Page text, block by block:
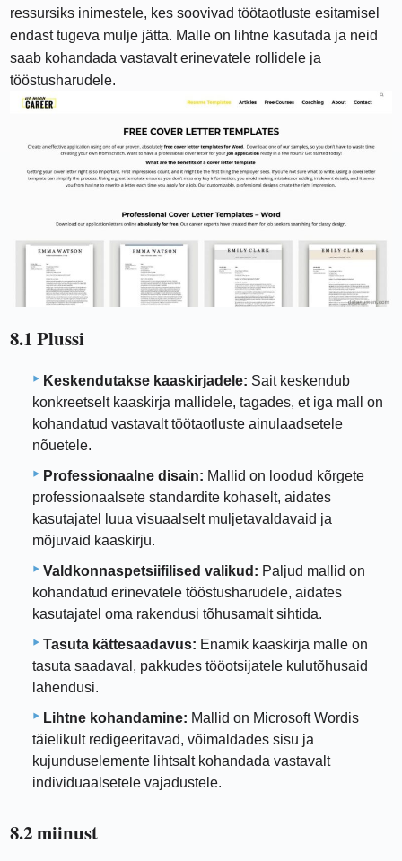
ressursiks inimestele, kes soovivad töötaotluste esitamisel
endast tugeva mulje jätta. Malle on lihtne kasutada ja neid
saab kohandada vastavalt erinevatele rollidele ja
tööstusharudele.
8.1 Plussi
Keskendutakse kaaskirjadele: Sait keskendub
konkreetselt kaaskirja mallidele, tagades, et iga mall on
kohandatud vastavalt töötaotluste ainulaadsetele
nõuetele.
Professionaalne disain: Mallid on loodud kõrgete
professionaalsete standardite kohaselt, aidates
kasutajatel luua visuaalselt muljetavaldavaid ja
mõjuvaid kaaskirju.
Valdkonnaspetsiifilised valikud: Paljud mallid on
kohandatud erinevatele tööstusharudele, aidates
kasutajatel oma rakendusi tõhusamalt sihtida.
Tasuta kättesaadavus: Enamik kaaskirja malle on
tasuta saadaval, pakkudes tööotsijatele kulutõhusaid
lahendusi.
Lihtne kohandamine: Mallid on Microsoft Wordis
täielikult redigeeritavad, võimaldades sisu ja
kujunduselemente lihtsalt kohandada vastavalt
individuaalsetele vajadustele.
8.2 miinust